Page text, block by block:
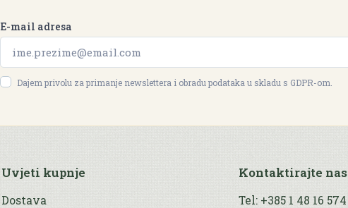
E-mail adresa
Dajem privolu za primanje newslettera i obradu podataka u skladu s GDPR-om.
Uvjeti kupnje
Dostava
Kontaktirajte nas
Tel: +385 1 48 16 574